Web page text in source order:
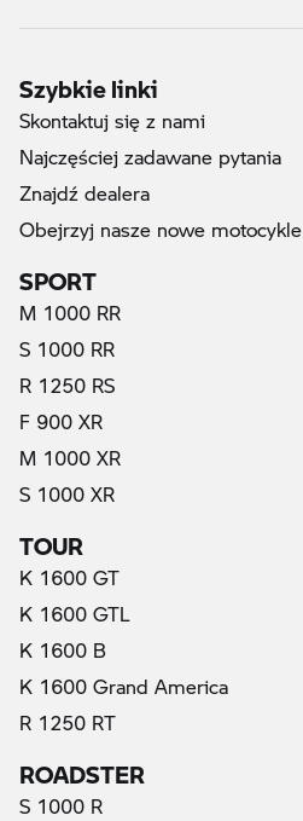
Szybkie linki
Skontaktuj się z nami
Najczęściej zadawane pytania
Znajdź dealera
Obejrzyj nasze nowe motocykle
SPORT
M 1000 RR
S 1000 RR
R 1250 RS
F 900 XR
M 1000 XR
S 1000 XR
TOUR
K 1600 GT
K 1600 GTL
K 1600 B
K 1600 Grand America
R 1250 RT
ROADSTER
S 1000 R